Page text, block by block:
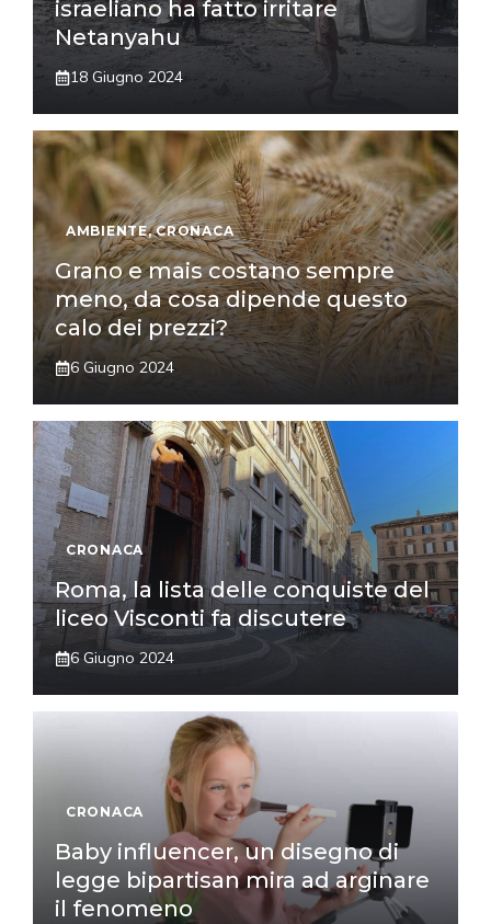
israeliano ha fatto irritare
Netanyahu
18 Giugno 2024
AMBIENTE,CRONACA
Grano e mais costano sempre
meno, da cosa dipende questo
calo dei prezzi?
6 Giugno 2024
CRONACA
Roma, la lista delle conquiste del
liceo Visconti fa discutere
6 Giugno 2024
CRONACA
Baby influencer, un disegno di
legge bipartisan mira ad arginare
il fenomeno